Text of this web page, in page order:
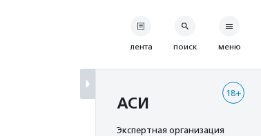
лента поиск меню
18+
АСИ
Экспертная организация